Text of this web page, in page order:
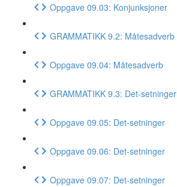
Oppgave 09.03: Konjunksjoner
GRAMMATIKK 9.2: Måtesadverb
Oppgave 09.04: Måtesadverb
GRAMMATIKK 9.3: Det-setninger
Oppgave 09.05: Det-setninger
Oppgave 09.06: Det-setninger
Oppgave 09.07: Det-setninger